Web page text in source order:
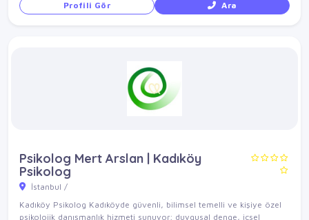
Profili Gör Ara
Psikolog Mert Arslan | Kadıköy
Psikolog
İstanbul /
Kadıköy Psikolog Kadıköyde güvenli, bilimsel temelli ve kişiye özel
psikolojik danışmanlık hizmeti sunuyor; duygusal denge, içsel